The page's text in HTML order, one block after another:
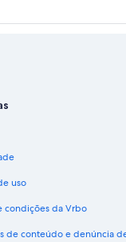
uso
condições da Vrbo
de conteúdo e denúncia